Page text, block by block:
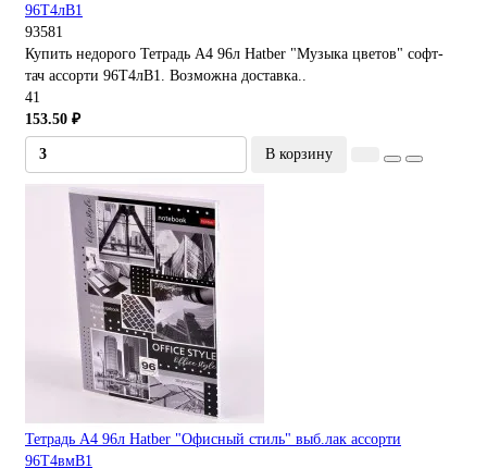
96Т4лВ1
93581
Купить недорого Тетрадь А4 96л Hatber "Музыка цветов" софт-
тач ассорти 96Т4лВ1. Возможна доставка..
41
153.50 ₽
В корзину
Тетрадь А4 96л Hatber "Офисный стиль" выб.лак ассорти
96Т4вмВ1